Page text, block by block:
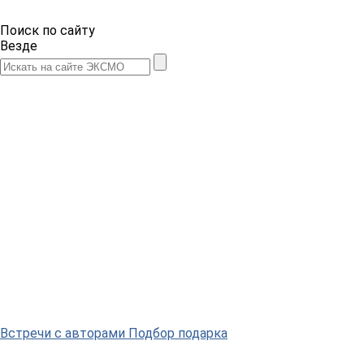
Поиск по сайту
Везде
Встречи с авторами Подбор подарка